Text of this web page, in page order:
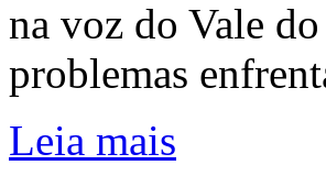
na voz do Vale
problemas
Leia mais